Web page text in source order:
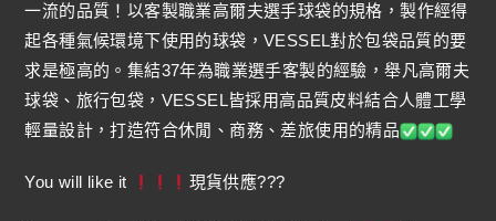
一流的品質！以客製職業高爾夫選手球袋的規格，製作經得
起各種氣候環境下使用的球袋，VESSEL對於包袋品質的要
求是極高的。集結37年為職業選手客製的經驗，舉凡高爾夫
球袋、旅行包袋，VESSEL皆採用高品質皮料結合人體工學
輕量設計，打造符合休閒、商務、差旅使用的精品
You will like it 現貨供應???